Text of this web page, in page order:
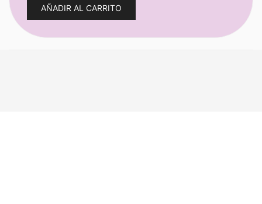
AÑADIR AL CARRITO